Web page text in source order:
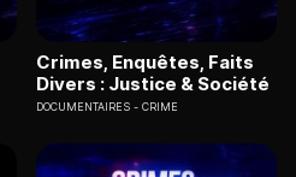
Crimes, Enquêtes, Faits
Divers : Justice & Société
DOCUMENTAIRES CRIME